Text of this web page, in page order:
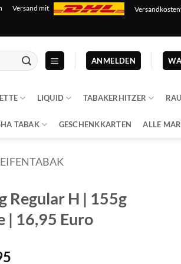
Versand mit
ANMELDEN
LIQUID TABAKERHITZER
TABAK GESCHENKKARTEN ALLE
Regular H | 155g
| 16,95 Euro